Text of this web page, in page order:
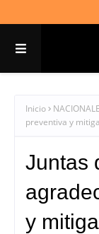
Inicio
preventiva y
Juntas
y